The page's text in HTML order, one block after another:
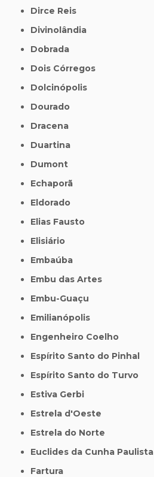
Dirce Reis
Divinolândia
Dobrada
Dois Córregos
Dolcinópolis
Dourado
Dracena
Duartina
Dumont
Echaporã
Eldorado
Elias Fausto
Elisiário
Embaúba
Embu das Artes
Embu-Guaçu
Emilianópolis
Engenheiro Coelho
Espírito Santo do Pinhal
Espírito Santo do Turvo
Estiva Gerbi
Estrela d'Oeste
Estrela do Norte
Euclides da Cunha Paulista
Fartura